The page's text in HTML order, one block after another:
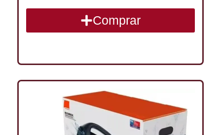
Comprar